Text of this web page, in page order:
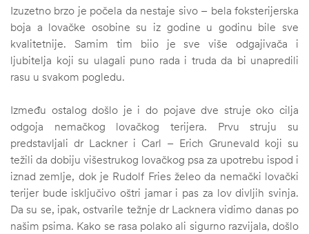
Izuzetno brzo je počela da nestaje sivo – bela foksterijerska
boja a lovačke osobine su iz godine u godinu bile sve
kvalitetnije. Samim tim biio je sve više odgajivača i
ljubitelja koji su ulagali puno rada i truda da bi unapredili
rasu u svakom pogledu.
Između ostalog došlo je i do pojave dve struje oko cilja
odgoja nemačkog lovačkog terijera. Prvu struju su
predstavljali dr Lackner i Carl – Erich Grunevald koji su
težili da dobiju višestrukog lovačkog psa za upotrebu ispod i
iznad zemlje, dok je Rudolf Fries želeo da nemački lovački
terijer bude isključivo oštri jamar i pas za lov divljih svinja.
Da su se, ipak, ostvarile težnje dr Lacknera vidimo danas po
našim psima. Kako se rasa polako ali sigurno razvijala, došlo